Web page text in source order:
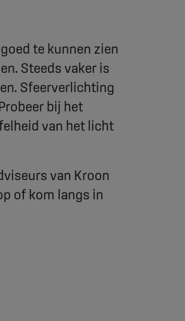
te kunnen zien
Steeds vaker is
Sfeerverlichting
bij het
van het licht
van Kroon
of kom langs in